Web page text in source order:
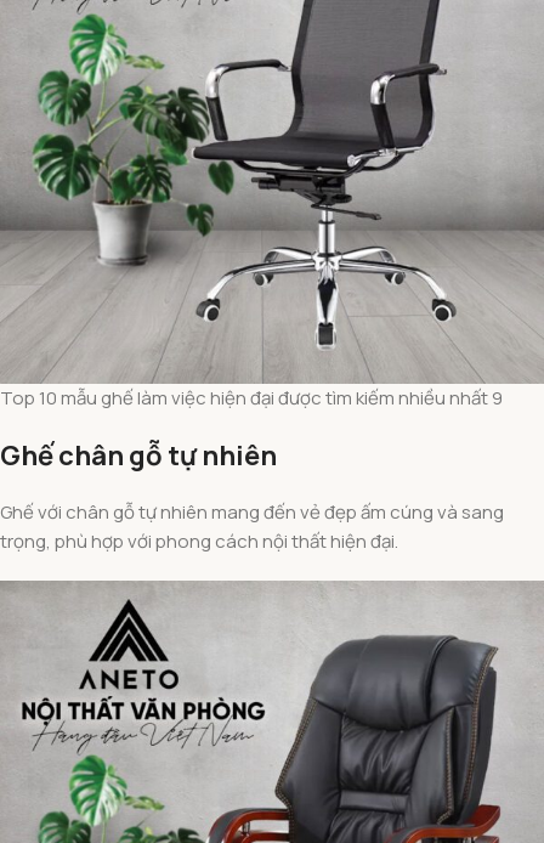
Top 10 mẫu ghế làm việc hiện đại được tìm kiếm nhiều nhất 9
Ghế chân gỗ tự nhiên
Ghế với chân gỗ tự nhiên mang đến vẻ đẹp ấm cúng và sang
trọng, phù hợp với phong cách nội thất hiện đại.